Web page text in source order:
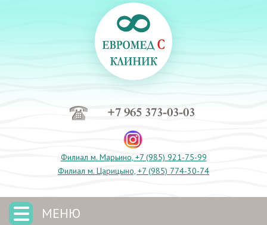
+7 965 373-03-03
Филиал м. Марьино, +7 (985) 921-75-99
Филиал м. Царицыно, +7 (985) 774-30-74
МЕНЮ